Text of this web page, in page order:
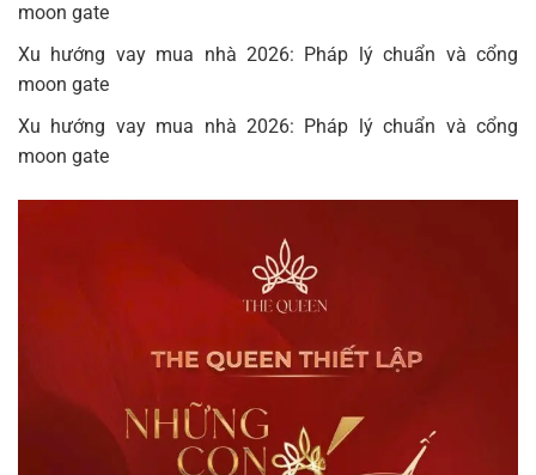
moon gate
Xu hướng vay mua nhà 2026: Pháp lý chuẩn và cổng
moon gate
Xu hướng vay mua nhà 2026: Pháp lý chuẩn và cổng
moon gate